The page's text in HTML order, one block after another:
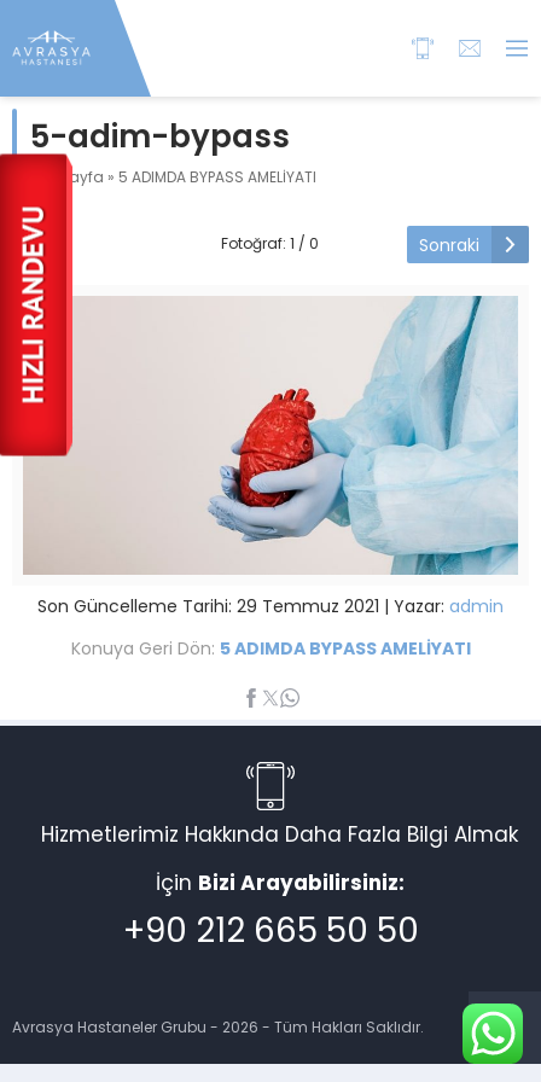
5-adim-bypass
Anasayfa » 5 ADIMDA BYPASS AMELİYATI
Fotoğraf: 1 / 0 Sonraki
Son Güncelleme Tarihi: 29 Temmuz 2021 | Yazar: admin
Konuya Geri Dön: 5 ADIMDA BYPASS AMELİYATI
Hizmetlerimiz Hakkında Daha Fazla Bilgi Almak
İçin Bizi Arayabilirsiniz:
+90 212 665 50 50
Avrasya Hastaneler Grubu - 2026 - Tüm Hakları Saklıdır.